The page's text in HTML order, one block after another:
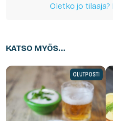
Oletko jo tilaaja?
KATSO MYÖS...
OLUTPOSTI